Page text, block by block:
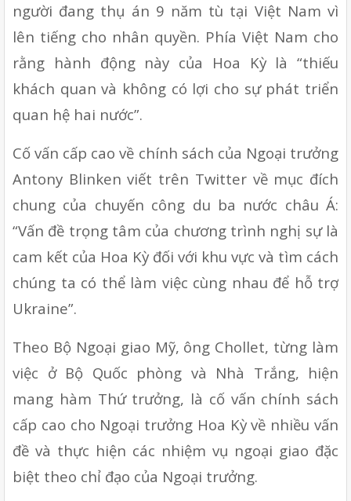
người đang thụ án 9 năm tù tại Việt Nam vì
lên tiếng cho nhân quyền. Phía Việt Nam cho
rằng hành động này của Hoa Kỳ là “thiếu
khách quan và không có lợi cho sự phát triển
quan hệ hai nước”.
Cố vấn cấp cao về chính sách của Ngoại trưởng
Antony Blinken viết trên Twitter về mục đích
chung của chuyến công du ba nước châu Á:
“Vấn đề trọng tâm của chương trình nghị sự là
cam kết của Hoa Kỳ đối với khu vực và tìm cách
chúng ta có thể làm việc cùng nhau để hỗ trợ
Ukraine”.
Theo Bộ Ngoại giao Mỹ, ông Chollet, từng làm
việc ở Bộ Quốc phòng và Nhà Trắng, hiện
mang hàm Thứ trưởng, là cố vấn chính sách
cấp cao cho Ngoại trưởng Hoa Kỳ về nhiều vấn
đề và thực hiện các nhiệm vụ ngoại giao đặc
biệt theo chỉ đạo của Ngoại trưởng.